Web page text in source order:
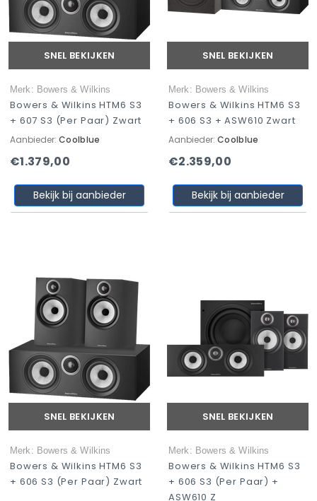
SNEL BEKIJKEN
Merk: Bowers & Wilkins
Bowers & Wilkins HTM6 S3
+ 607 S3 (per Paar) Zwart
Aanbieder: Coolblue
€1.379,00
Bekijk bij aanbieder
SNEL BEKIJKEN
Merk: Bowers & Wilkins
Bowers & Wilkins HTM6 S3
+ 606 S3 + ASW610 Zwart
Aanbieder: Coolblue
€2.359,00
Bekijk bij aanbieder
SNEL BEKIJKEN
Merk: Bowers & Wilkins
Bowers & Wilkins HTM6 S3
+ 606 S3 (per Paar) Zwart
SNEL BEKIJKEN
Merk: Bowers & Wilkins
Bowers & Wilkins HTM6 S3
+ 606 S3 (per Paar) +
ASW610 Z